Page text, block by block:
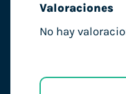
Valoraciones
No hay